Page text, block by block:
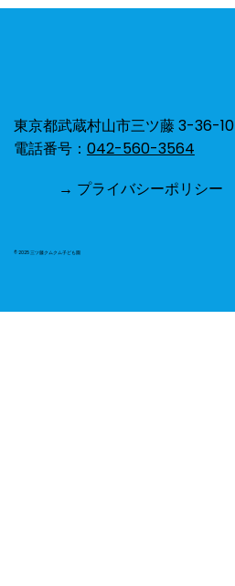
東京都武蔵村山市三ツ藤 3-36-10
電話番号： 042-560-3564
→ プライバシーポリシー
© 2025 三ツ藤クムクム子ども園